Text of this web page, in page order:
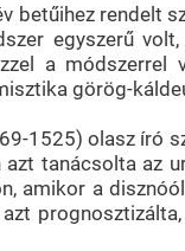
betűihez rendelt
egyszerű
a
görög-
1525) olasz író
azt tanácsolta az
amikor a